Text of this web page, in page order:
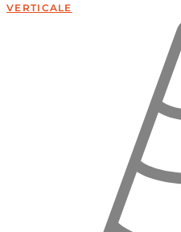
VERTICALE